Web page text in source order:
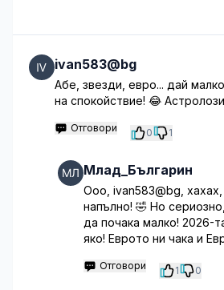
ivan583@bg
Абе, звезди, евро... дай
на спокойствие! 😂
Отговори 0 1
Млад_Българин
Ооо, ivan583@bg,
напълно! 🤣 Но
да почака малко! 2026-
яко! Еврото ни чака и
Отговори 1 0